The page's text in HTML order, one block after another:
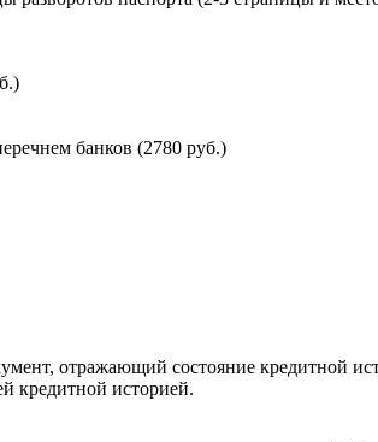
банков (2780 руб.)
отражающий состояние кредитной
кредитной историей.